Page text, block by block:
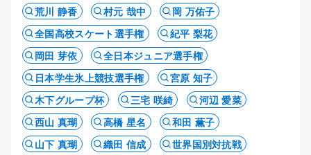
荒川 静香
村元 哉中
岡 万佑子
全国高校スケート選手権
紀平 梨花
岡田 芽依
全日本ジュニア選手権
日本学生氷上競技選手権
宮原 知子
木下グループ杯
三宅 咲綺
河辺 愛菜
西山 真瑚
高橋 星名
和田 薫子
山下 真瑚
織田 信成 世界国別対抗戦